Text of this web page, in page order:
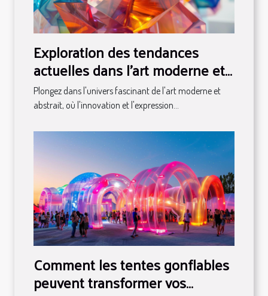
Exploration des tendances
actuelles dans l'art moderne et
abstrait
Plongez dans l'univers fascinant de l'art moderne et
abstrait, où l'innovation et l'expression...
Comment les tentes gonflables
peuvent transformer vos